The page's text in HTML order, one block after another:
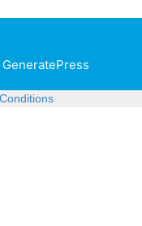
GeneratePress